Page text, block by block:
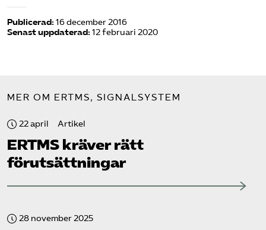
Publicerad: 16 december 2016
Senast uppdaterad: 12 februari 2020
MER OM ERTMS, SIGNALSYSTEM
22 april Artikel
ERTMS kräver rätt
förutsättningar
28 november 2025